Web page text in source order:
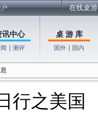
在线桌游
讯中心
测评
桌 游 库
国外 国内
行之美国